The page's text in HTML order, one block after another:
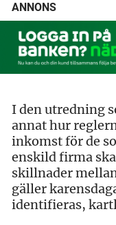
ANNONS
I den utredning
annat hur
inkomst för de
enskild firma
skillnader
gäller
identifieras,